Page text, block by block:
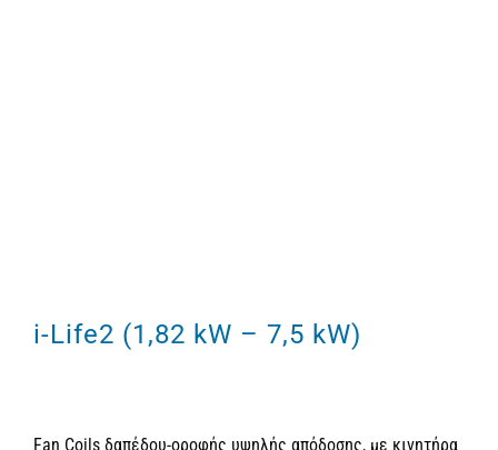
i-Life2 (1,82 kW – 7,5 kW)
Fan Coils δαπέδου-οροφής υψηλής απόδοσης, με κινητήρα